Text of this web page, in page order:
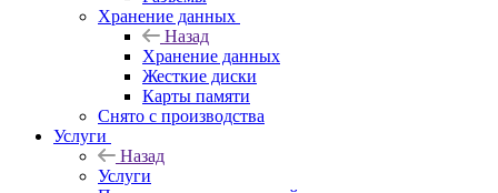
Хранение данных
Назад
Хранение данных
Жесткие диски
Карты памяти
Снято с производства
Услуги
Назад
Услуги